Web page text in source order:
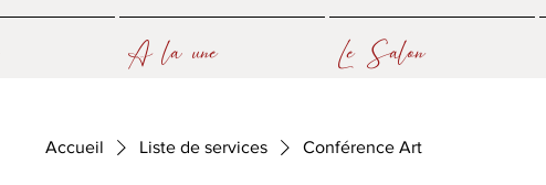
A la une Le Salon
Accueil Liste de services Conférence Art